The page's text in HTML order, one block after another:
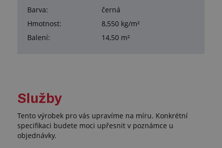
Barva:
černá
Hmotnost:
8,550 kg/m²
Balení:
14,50 m²
Služby
Tento výrobek pro vás upravíme na míru. Konkrétní
specifikaci budete moci upřesnit v poznámce u
objednávky.